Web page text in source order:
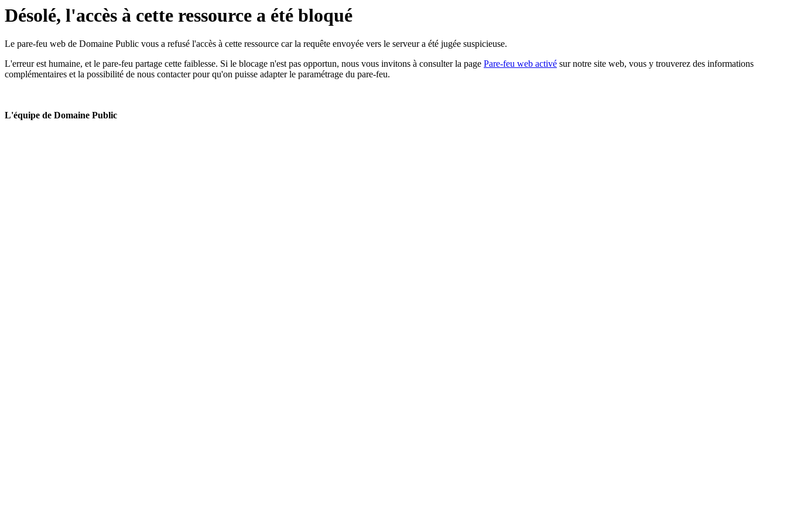
Désolé, l'accès à cette ressource a été bloqué
Le pare-feu web de Domaine Public vous a refusé l'accès à cette ressource car la requête envoyée vers le serveur a été jugée suspicieuse.
L'erreur est humaine, et le pare-feu partage cette faiblesse. Si le blocage n'est pas opportun, nous vous invitons à consulter la page Pare-feu web activé sur notre site web, vous y trouverez des informations
complémentaires et la possibilité de nous contacter pour qu'on puisse adapter le paramétrage du pare-feu.
L'équipe de Domaine Public